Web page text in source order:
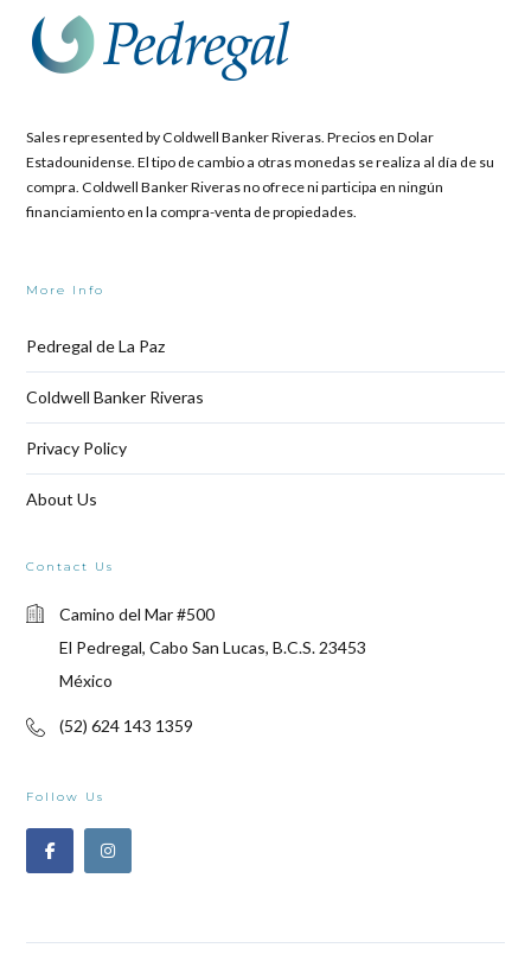
Sales represented by Coldwell Banker Riveras. Precios en Dolar
Estadounidense. El tipo de cambio a otras monedas se realiza al día de su
compra. Coldwell Banker Riveras no ofrece ni participa en ningún
financiamiento en la compra-venta de propiedades.
More Info
Pedregal de La Paz
Coldwell Banker Riveras
Privacy Policy
About Us
Contact Us
Camino del Mar #500
El Pedregal, Cabo San Lucas, B.C.S. 23453
México
(52) 624 143 1359
Follow Us